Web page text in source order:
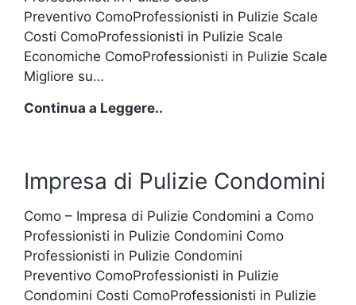
Preventivo ComoProfessionisti in Pulizie Scale
Costi ComoProfessionisti in Pulizie Scale
Economiche ComoProfessionisti in Pulizie Scale
Migliore su…
Continua a Leggere..
Impresa di Pulizie Condomini
Como – Impresa di Pulizie Condomini a Como
Professionisti in Pulizie Condomini Como
Professionisti in Pulizie Condomini
Preventivo ComoProfessionisti in Pulizie
Condomini Costi ComoProfessionisti in Pulizie